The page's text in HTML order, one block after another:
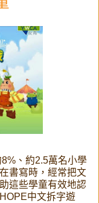
、約2.5萬名小學
書寫時，經常把文
這些學童有效地認
中文拆字遊